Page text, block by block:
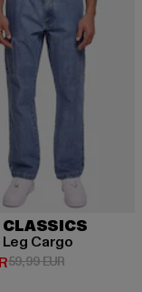
CLASSICS
Cargo
Preis: 25,80 EUR
59,99 EURAktionspreis: